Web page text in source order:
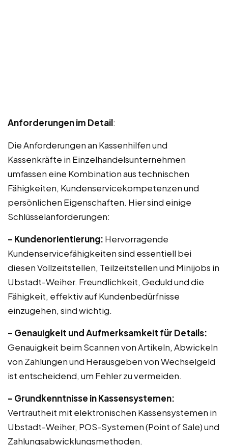
Anforderungen im Detail:
Die Anforderungen an Kassenhilfen und
Kassenkräfte in Einzelhandelsunternehmen
umfassen eine Kombination aus technischen
Fähigkeiten, Kundenservicekompetenzen und
persönlichen Eigenschaften. Hier sind einige
Schlüsselanforderungen:
– Kundenorientierung: Hervorragende
Kundenservicefähigkeiten sind essentiell bei
diesen Vollzeitstellen, Teilzeitstellen und Minijobs in
Ubstadt-Weiher. Freundlichkeit, Geduld und die
Fähigkeit, effektiv auf Kundenbedürfnisse
einzugehen, sind wichtig.
– Genauigkeit und Aufmerksamkeit für Details:
Genauigkeit beim Scannen von Artikeln, Abwickeln
von Zahlungen und Herausgeben von Wechselgeld
ist entscheidend, um Fehler zu vermeiden.
– Grundkenntnisse in Kassensystemen:
Vertrautheit mit elektronischen Kassensystemen in
Ubstadt-Weiher, POS-Systemen (Point of Sale) und
Zahlungsabwicklungsmethoden.